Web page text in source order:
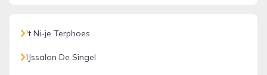
't Ni-je Terphoes
IJssalon De Singel